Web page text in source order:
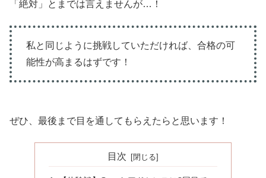
「絶対」とまでは言えませんが…！
私と同じように挑戦していただければ、合格の可
能性が高まるはずです！
ぜひ、最後まで目を通してもらえたらと思います！
目次